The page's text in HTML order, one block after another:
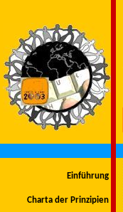
Einführung
Charta der Prinzipien